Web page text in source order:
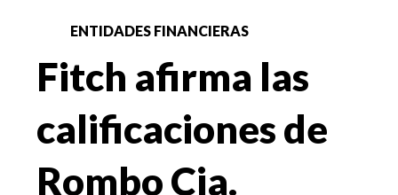
ENTIDADES FINANCIERAS
Fitch afirma las
calificaciones de
Rombo Cia.